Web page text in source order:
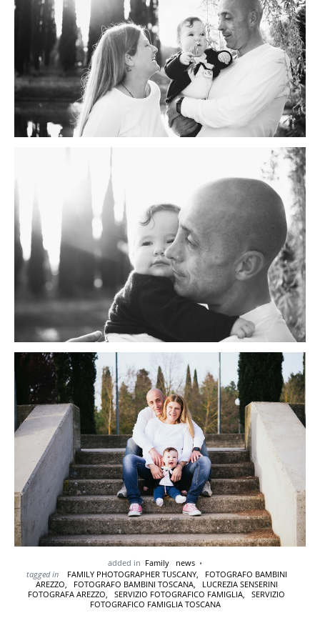
added in Family
news
tagged in
FAMILY PHOTOGRAPHER TUSCANY,
FOTOGRAFO BAMBINI
AREZZO,
FOTOGRAFO BAMBINI TOSCANA,
LUCREZIA SENSERINI
FOTOGRAFA AREZZO,
SERVIZIO FOTOGRAFICO FAMIGLIA,
SERVIZIO
FOTOGRAFICO FAMIGLIA TOSCANA